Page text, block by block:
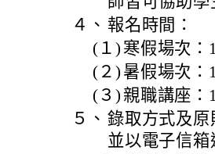
４、 報名時間：
(１) 寒假場次：
(２) 暑假場次：
(３)親職講座：
５、 錄取方式及
並以電子信箱